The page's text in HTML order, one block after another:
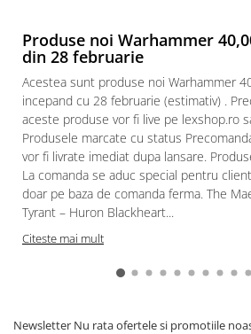
Puzzle 24 piese
Puzzle-uri metalice si logice
Puzzle 3 in 1
Puzzle 350 piese
Puzzle 275 piese
Puzzle 550 piese
Warhammer
Warhammer 40K
Produse noi Warhammer
din 28 februarie
Acestea sunt produse noi Warhammer
incepand cu 28 februarie (estimativ) .
aceste produse vor fi live pe lexshop.ro
Produsele marcate cu status
vor fi livrate imediat dupa lansare.
La comanda se aduc special pentru
doar pe baza de comanda ferma. The
Tyrant – Huron Blackheart...
Citeste mai mult
Newsletter Nu rata ofertele si promotiile